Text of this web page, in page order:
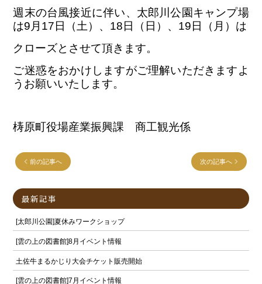
体験 グルメ・お土産
宿泊
体験予約 アクセス
お問合せ
検索
週末の台風接近に伴い、太郎川公園キャンプ場
は9月17日（土）、18日（日）、19日（月）は
クローズとさせて頂きます。
ご迷惑をおかけしますがご理解いただきますよ
うお願いいたします。
梼原町役場産業振興課 商工観光係
前の記事へ 次の記事へ
最新記事
[太郎川公園]夏休みワークショップ
[雲の上の図書館]8月イベント情報
土佐牛まるかじり大会チケット販売開始
[雲の上の図書館]7月イベント情報